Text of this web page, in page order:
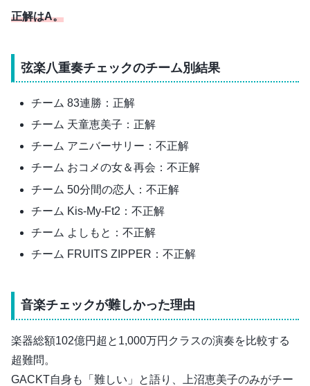
正解はA。
弦楽八重奏チェックのチーム別結果
チーム 83連勝：正解
チーム 天童恵美子：正解
チーム アニバーサリー：不正解
チーム おコメの女＆再会：不正解
チーム 50分間の恋人：不正解
チーム Kis-My-Ft2：不正解
チーム よしもと：不正解
チーム FRUITS ZIPPER：不正解
音楽チェックが難しかった理由
楽器総額102億円超と1,000万円クラスの演奏を比較する
超難問。
GACKT自身も「難しい」と語り、上沼恵美子のみがチー